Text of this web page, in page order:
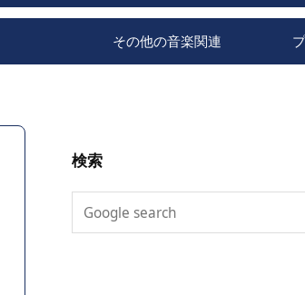
その他の音楽関連
検索